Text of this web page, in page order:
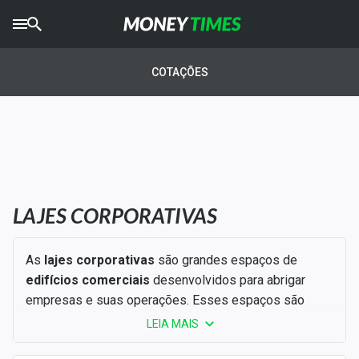
AGROTIMES
Newsletters
Money Trader
Anuncie
COTAÇÕES
LAJES CORPORATIVAS
As lajes corporativas são grandes espaços de
edifícios comerciais desenvolvidos para abrigar
empresas e suas operações. Esses espaços são
projetados para atender às necessidades de grandes
corporações, com estruturas que facilitam a instalação
LEIA MAIS